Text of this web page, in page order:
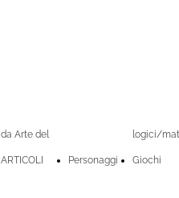
da Arte del logici/
ARTICOLI Personaggi Giochi